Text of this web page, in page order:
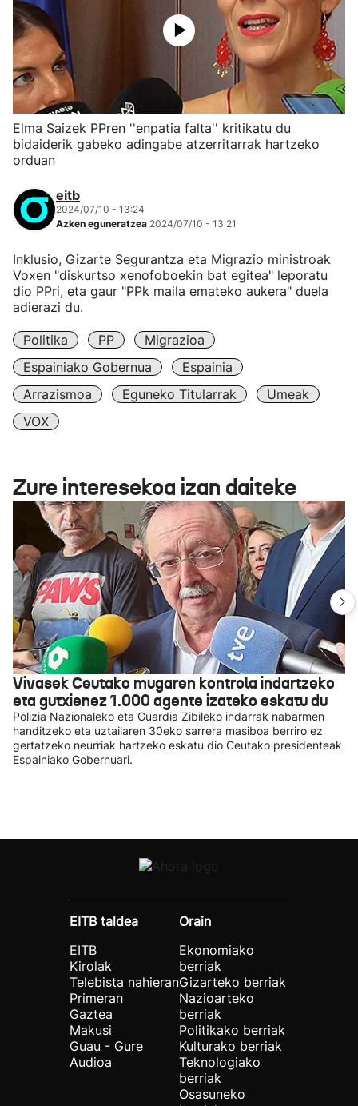
Elma Saizek PPren ''enpatia falta'' kritikatu du
bidaiderik gabeko adingabe atzerritarrak hartzeko
orduan
eitb
2024/07/10 - 13:24
Azken eguneratzea 2024/07/10 - 13:21
Inklusio, Gizarte Segurantza eta Migrazio ministroak
Voxen "diskurtso xenofoboekin bat egitea" leporatu
dio PPri, eta gaur "PPk maila emateko aukera" duela
adierazi du.
Politika PP
Migrazioa
Espainiako Gobernua
Espainia
Arrazismoa
Eguneko Titularrak
Umeak
VOX
Zure interesekoa izan daiteke
Vivasek Ceutako mugaren kontrola indartzeko
eta gutxienez 1.000 agente izateko eskatu du
Polizia Nazionaleko eta Guardia Zibileko indarrak nabarmen
handitzeko eta uztailaren 30eko sarrera masiboa berriro ez
gertatzeko neurriak hartzeko eskatu dio Ceutako presidenteak
Espainiako Gobernuari.
EITB taldea
EITB
Kirolak
Telebista nahieran
Primeran
Gaztea
Makusi
Guau - Gure
Audioa
Orain
Ekonomiako
berriak
Gizarteko berriak
Nazioarteko
berriak
Politikako berriak
Kulturako berriak
Teknologiako
berriak
Osasuneko